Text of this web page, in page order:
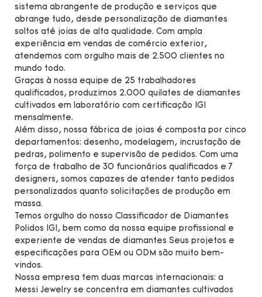
sistema abrangente de produção e serviços que
abrange tudo, desde personalização de diamantes
soltos até joias de alta qualidade. Com ampla
experiência em vendas de comércio exterior,
atendemos com orgulho mais de 2.500 clientes no
mundo todo.
Graças à nossa equipe de 25 trabalhadores
qualificados, produzimos 2.000 quilates de diamantes
cultivados em laboratório com certificação IGI
mensalmente.
Além disso, nossa fábrica de joias é composta por cinco
departamentos: desenho, modelagem, incrustação de
pedras, polimento e supervisão de pedidos. Com uma
força de trabalho de 30 funcionários qualificados e 7
designers, somos capazes de atender tanto pedidos
personalizados quanto solicitações de produção em
massa.
Temos orgulho do nosso Classificador de Diamantes
Polidos IGI, bem como da nossa equipe profissional e
experiente de vendas de diamantes Seus projetos e
especificações para OEM ou ODM são muito bem-
vindos.
Nossa empresa tem duas marcas internacionais: a
Messi Jewelry se concentra em diamantes cultivados